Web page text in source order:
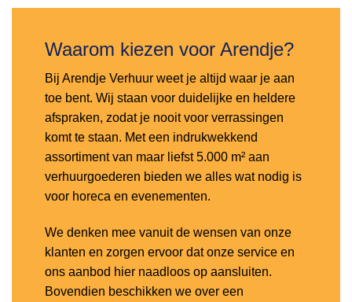
Waarom kiezen voor Arendje?
Bij Arendje Verhuur weet je altijd waar je aan
toe bent. Wij staan voor duidelijke en heldere
afspraken, zodat je nooit voor verrassingen
komt te staan. Met een indrukwekkend
assortiment van maar liefst 5.000 m² aan
verhuurgoederen bieden we alles wat nodig is
voor horeca en evenementen.
We denken mee vanuit de wensen van onze
klanten en zorgen ervoor dat onze service en
ons aanbod hier naadloos op aansluiten.
Bovendien beschikken we over een